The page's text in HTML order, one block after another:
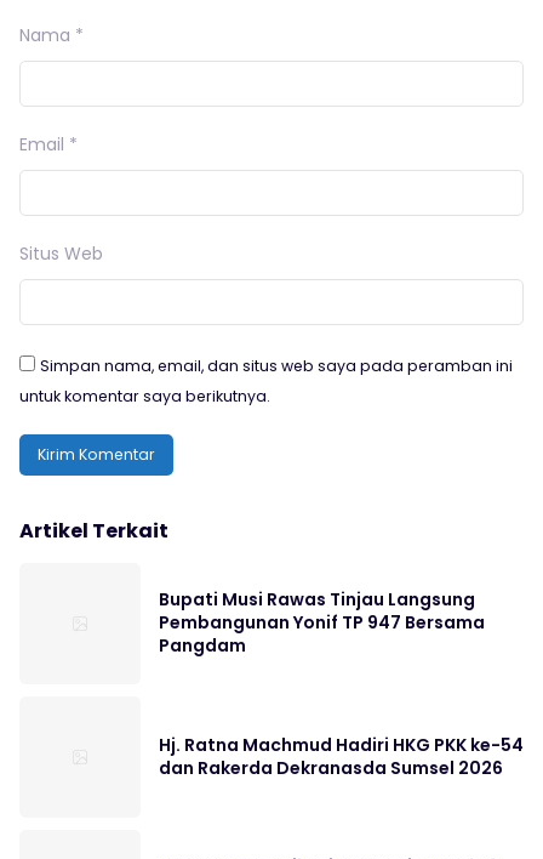
Nama *
Email *
Situs Web
Simpan nama, email, dan situs web saya pada peramban ini
untuk komentar saya berikutnya.
Artikel Terkait
Bupati Musi Rawas Tinjau Langsung
Pembangunan Yonif TP 947 Bersama
Pangdam
Hj. Ratna Machmud Hadiri HKG PKK ke-54
dan Rakerda Dekranasda Sumsel 2026